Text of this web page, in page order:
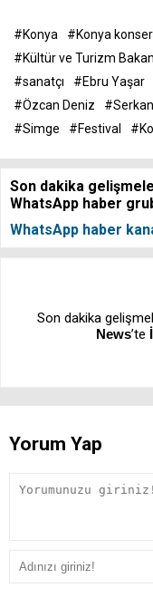
#Konya #Konya konser
#Kültür ve Turizm
#sanatçı
#Ebru Yaşar
#Özcan Deniz
#Simge
#Festival
Son dakika
WhatsApp haber
WhatsApp haber
Son dakika
News’te
Yorum Yap